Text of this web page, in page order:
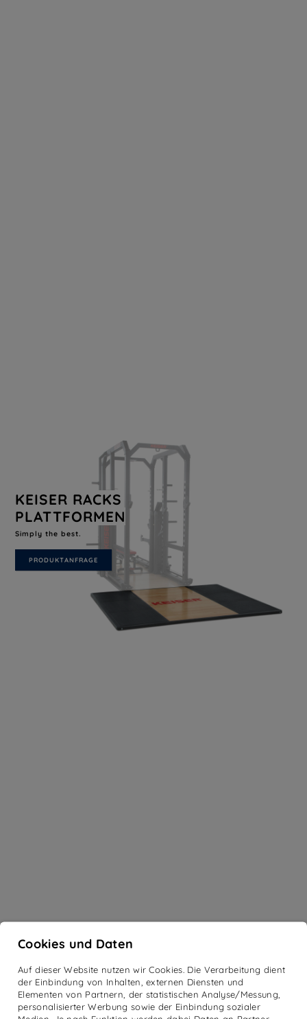
KEISER RACKS
PLATTFORMEN
Simply the best.
PRODUKTANFRAGE
Cookies und Daten
Auf dieser Website nutzen wir Cookies. Die Verarbeitung dient
der Einbindung von Inhalten, externen Diensten und
Elementen von Partnern, der statistischen Analyse/Messung,
personalisierter Werbung sowie der Einbindung sozialer